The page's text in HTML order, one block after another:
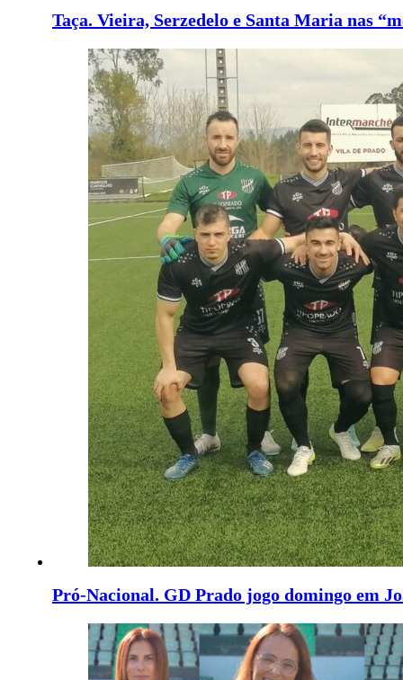
Taça. Vieira, Serzedelo e Santa Maria nas
Pró-Nacional. GD Prado jogo domingo em